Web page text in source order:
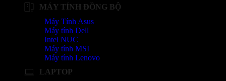
MÁY TÍNH ĐỒNG BỘ
Máy Tính Asus
Máy tính Dell
Intel NUC
Máy tính MSI
Máy tính Lenovo
LAPTOP